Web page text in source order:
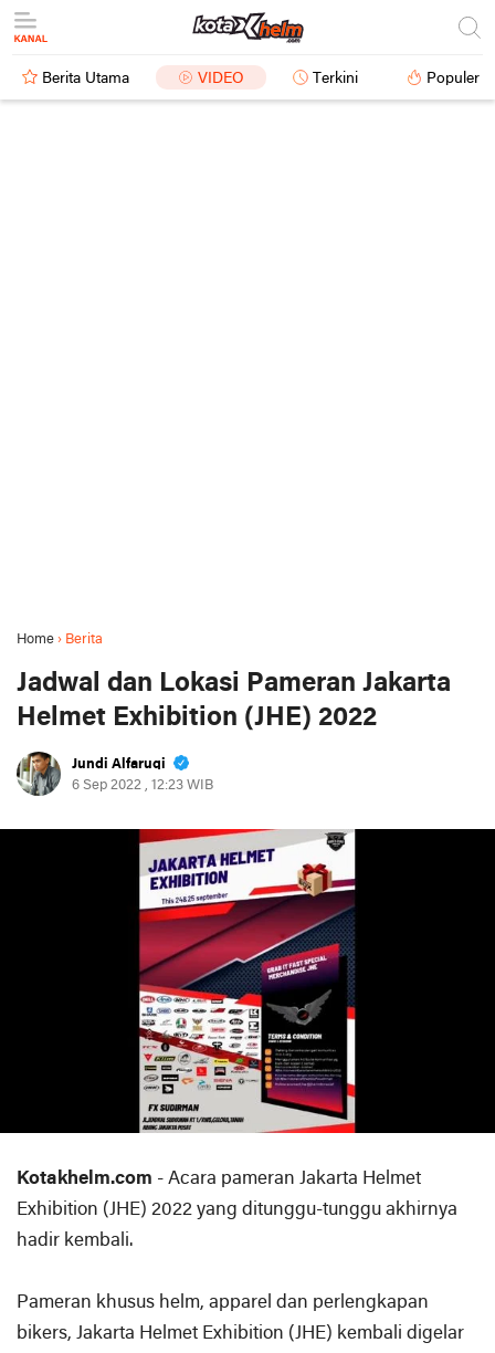
Berita Utama VIDEO Terkini Populer
Home › Berita
Jadwal dan Lokasi Pameran Jakarta
Helmet Exhibition (JHE) 2022
Jundi Alfaruqi
6 Sep 2022 , 12:23 WIB
Kotakhelm.com - Acara pameran Jakarta Helmet
Exhibition (JHE) 2022 yang ditunggu-tunggu akhirnya
hadir kembali.
Pameran khusus helm, apparel dan perlengkapan
bikers, Jakarta Helmet Exhibition (JHE) kembali digelar